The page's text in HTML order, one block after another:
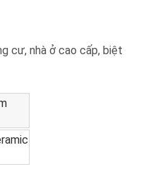
cư, nhà ở cao cấp, biệt